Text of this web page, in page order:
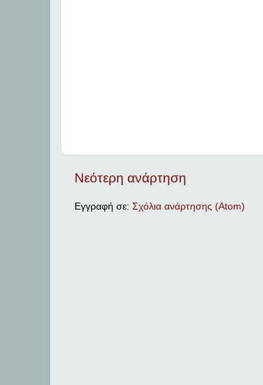
Νεότερη ανάρτηση
Εγγραφή σε: Σχόλια ανάρτησης (Atom)